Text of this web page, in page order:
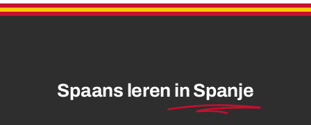
Spaans leren in Spanje